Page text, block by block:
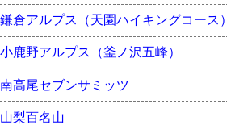
鎌倉アルプス（天園ハイキングコース）
小鹿野アルプス（釜ノ沢五峰）
南高尾セブンサミッツ
山梨百名山